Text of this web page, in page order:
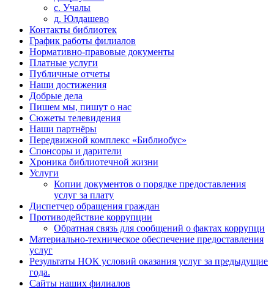
с. Учалы
д. Юлдашево
Контакты библиотек
График работы филиалов
Нормативно-правовые документы
Платные услуги
Публичные отчеты
Наши достижения
Добрые дела
Пишем мы, пишут о нас
Сюжеты телевидения
Наши партнёры
Передвижной комплекс «Библиобус»
Спонсоры и дарители
Хроника библиотечной жизни
Услуги
Копии документов о порядке предоставления
услуг за плату
Диспетчер обращения граждан
Противодействие коррупции
Обратная связь для сообщений о фактах коррупци
Материально-техническое обеспечение предоставления
услуг
Результаты НОК условий оказания услуг за предыдущие
года.
Сайты наших филиалов